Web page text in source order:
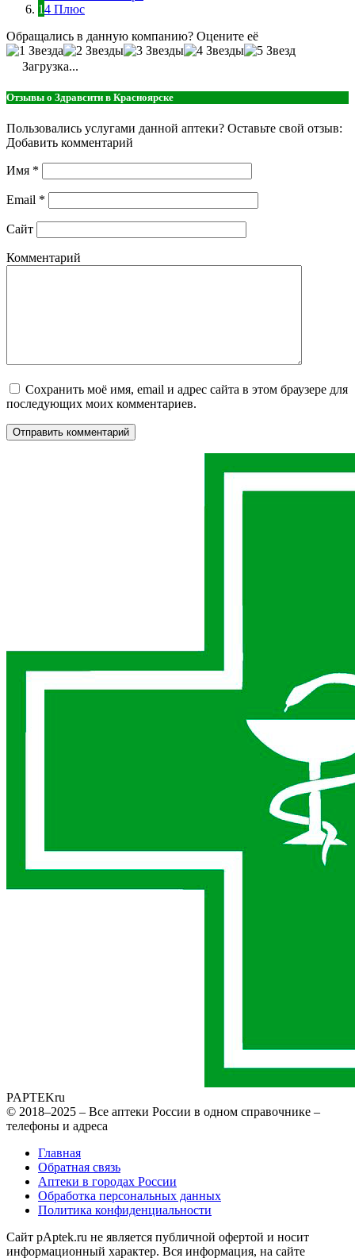
24 Плюс
Обращались в данную компанию? Оцените её
Загрузка...
Отзывы о Здравсити в Красноярске
Пользовались услугами данной аптеки? Оставьте свой отзыв:
Добавить комментарий
Имя *
Email *
Сайт
Комментарий
Сохранить моё имя, email и адрес сайта в этом браузере для
последующих моих комментариев.
PAPTEKru
© 2018–2025 – Все аптеки России в одном справочнике –
телефоны и адреса
Главная
Обратная связь
Аптеки в городах России
Обработка персональных данных
Политика конфиденциальности
Сайт pAptek.ru не является публичной офертой и носит
информационный характер. Вся информация, на сайте